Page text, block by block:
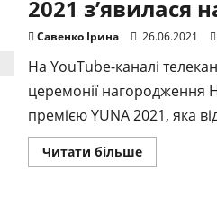
2021 з’явилася
Савенко Ірина 26.06.2021
На YouTube-каналі
церемонії
премією YUNA 2021, яка
Читати більшеДокладніше
про